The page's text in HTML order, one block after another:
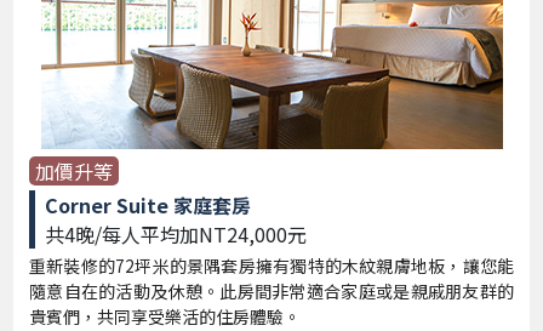
加價升等
Corner Suite 家庭套房
共4晚/每人平均加NT24,000元
重新裝修的72坪米的景隅套房擁有獨特的木紋親膚地板，讓您能
隨意自在的活動及休憩。此房間非常適合家庭或是親戚朋友群的
貴賓們，共同享受樂活的住房體驗。